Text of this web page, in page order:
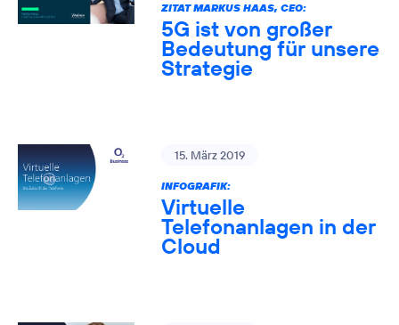
ZITAT MARKUS HAAS, CEO:
5G ist von großer
Bedeutung für unsere
Strategie
15. März 2019
INFOGRAFIK:
Virtuelle
Telefonanlagen in der
Cloud